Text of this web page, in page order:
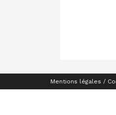
Mentions légales /